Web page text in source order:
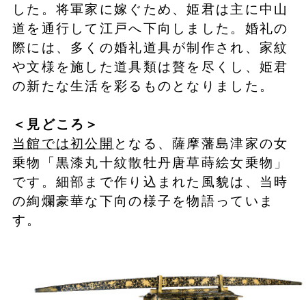
した。将軍家に嫁ぐため、姫君は主に中山
道を通行して江戸へ下向しました。婚礼の
際には、多くの婚礼道具が制作され、家紋
や文様を施した道具類は贅を尽くし、姫君
の新たな生活を彩るものとなりました。
＜見どころ＞
当館では初公開 となる、薩摩藩島津家の女
乗物「黒漆丸十紋散牡丹唐草蒔絵女乗物」
です。細部まで作り込まれた風貌は、当時
の絢爛豪華な下向の様子を物語っていま
す。